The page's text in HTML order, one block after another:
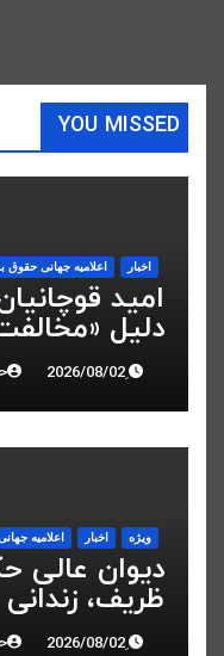
YOU MISSED
اخبار اعلاميه جهانی حقوق
امید
سال زندان
ویژه اخبار اعلاميه
دیوان عالی
ظریف، زندانی
کرد